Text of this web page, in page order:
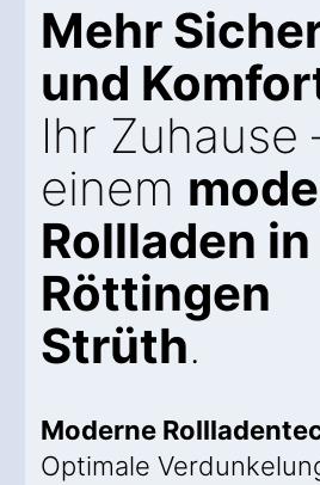
Mehr
und
Ihr Zuhause
einem
Rollladen in
Röttingen
Strüth.
Moderne
Optimale